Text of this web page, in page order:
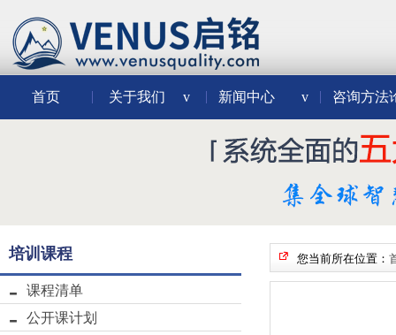
首页 关于我们 v 新闻中心 v 咨询方法
培训课程
课程清单
公开课计划
您当前所在位置：